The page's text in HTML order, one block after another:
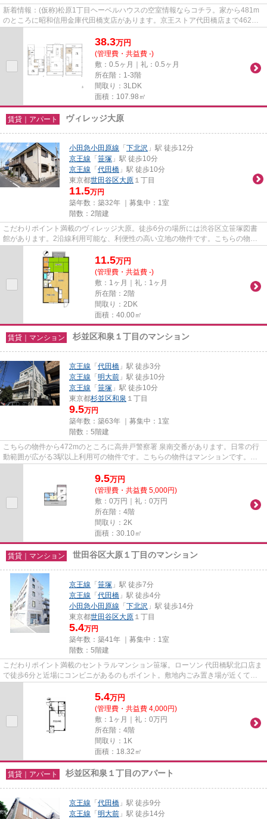
新着情報：(仮称)松原1丁目ヘーベルハウスの空室情報ならコチラ。家から481m
のところに昭和信用金庫代田橋支店があります。京王ストア代田橋店まで462m
です。付近に駅が2つあるので、...
38.3万円
(管理費・共益費 -)
敷：0.5ヶ月｜礼：0.5ヶ月
所在階：1-3階
間取り：3LDK
面積：107.98㎡
賃貸｜アパート ヴィレッジ大原
小田急小田原線 「下北沢 」駅 徒歩12分
京王線 「笹塚 」駅 徒歩10分
京王線 「代田橋 」駅 徒歩10分
東京都世田谷区大原 １丁目
11.5万円
築年数：築32年 ｜募集中： 1室
階数：2階建
こだわりポイント満載のヴィレッジ大原。徒歩6分の場所には渋谷区立笹塚図書
館があります。2沿線利用可能な、利便性の高い立地の物件です。こちらの物件
は、駅へも徒歩12分と歩いてア...
11.5万円
(管理費・共益費 -)
敷：1ヶ月｜礼：1ヶ月
所在階：2階
間取り：2DK
面積：40.00㎡
賃貸｜マンション 杉並区和泉１丁目のマンション
京王線 「代田橋 」駅 徒歩3分
京王線 「明大前 」駅 徒歩10分
京王線 「笹塚 」駅 徒歩10分
東京都杉並区和泉 １丁目
9.5万円
築年数：築63年 ｜募集中： 1室
階数：5階建
こちらの物件から472mのところに高井戸警察署 泉南交番があります。日常の行
動範囲が広がる3駅以上利用可の物件です。こちらの物件はマンションです。徒
歩3分の位置に駅がある物件です...
9.5万円
(管理費・共益費 5,000円)
敷：0万円｜礼：0万円
所在階：4階
間取り：2K
面積：30.10㎡
賃貸｜マンション 世田谷区大原１丁目のマンション
京王線 「笹塚 」駅 徒歩7分
京王線 「代田橋 」駅 徒歩4分
小田急小田原線 「下北沢 」駅 徒歩14分
東京都世田谷区大原 １丁目
5.4万円
築年数：築41年 ｜募集中： 1室
階数：5階建
こだわりポイント満載のセントラルマンション笹塚。ローソン 代田橋駅北口店ま
で徒歩6分と近場にコンビニがあるのもポイント。敷地内ごみ置き場が近くて便
利。防犯対策もバッチリなマ...
5.4万円
(管理費・共益費 4,000円)
敷：1ヶ月｜礼：0万円
所在階：4階
間取り：1K
面積：18.32㎡
賃貸｜アパート 杉並区和泉１丁目のアパート
京王線 「代田橋 」駅 徒歩9分
京王線 「明大前 」駅 徒歩14分